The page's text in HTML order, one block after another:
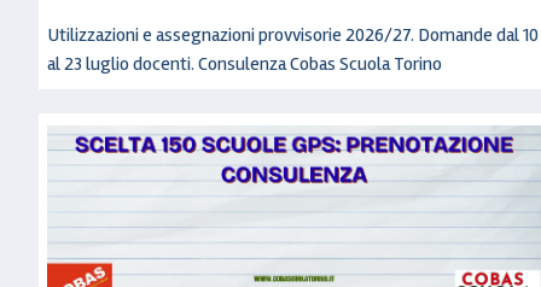
Utilizzazioni e assegnazioni provvisorie 2026/27. Domande dal 10
al 23 luglio docenti. Consulenza Cobas Scuola Torino